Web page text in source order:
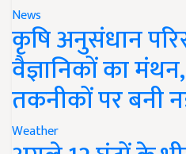
News
कृषि अनुसंधान
वैज्ञानिकों का
तकनीकों पर बनी
Weather